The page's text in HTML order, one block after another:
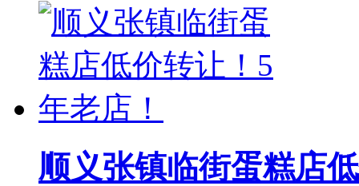
顺义张镇临街蛋糕店